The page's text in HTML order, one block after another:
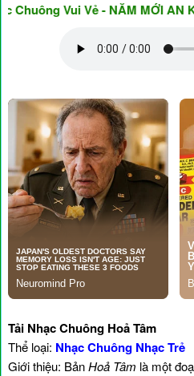
Vui Vẻ - NĂM MỚI AN
Tải Nhạc Chuông Hoả Tâm
Thể loại: Nhạc Chuông Nhạc Trẻ
Giới thiệu: BảnHoả Tâm là một